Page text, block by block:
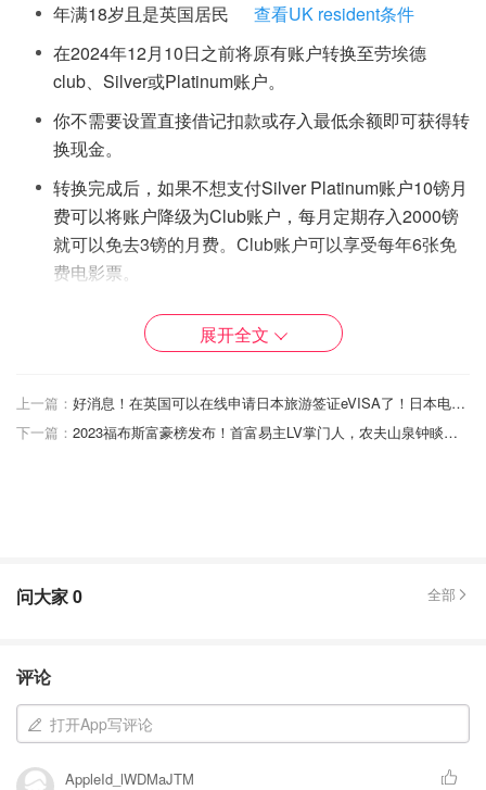
年满18岁且是英国居民
查看UK resident条件
在2024年12月10日之前将原有账户转换至劳埃德
club、Silver或Platinum账户。
你不需要设置直接借记扣款或存入最低余额即可获得转
换现金。
转换完成后，如果不想支付Silver Platinum账户10镑月
费可以将账户降级为Club账户，每月定期存入2000镑
就可以免去3镑的月费。Club账户可以享受每年6张免
费电影票。
你未曾从 2020年4月起转换至劳埃德银行或Halifax银
行获得任何现金返还奖励
并没有最低余额等强制性的换户要求，而且Club劳埃德真的
非常值得拥有，除了许多商家合作Offer之外，每年免费6张
电影票真的很香~为小马打Call~
2. 国民威斯敏斯特银行NatWest
展开全文
上一篇：
好消息！在英国可以在线申请日本旅游签证eVISA了！日本电子签证申请步骤详解
下一篇：
2023福布斯富豪榜发布！首富易主LV掌门人，农夫山泉钟睒睒排名15！
问大家0 全部
评论
打开App写评论
AppleId_lWDMaJTM